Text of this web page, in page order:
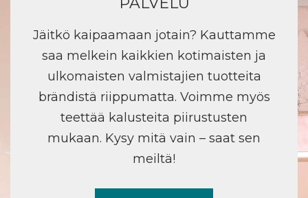
Jäitkö kaipaamaan jotain? Kauttamme
saa melkein kaikkien kotimaisten ja
ulkomaisten valmistajien tuotteita
brändistä riippumatta. Voimme myös
teettää kalusteita piirustusten
mukaan. Kysy mitä vain – saat sen
meiltä!